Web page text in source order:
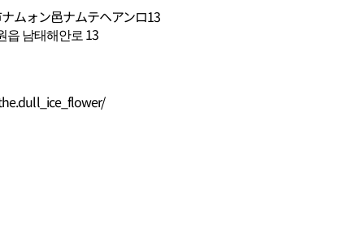
ムォン邑ナムテヘアンロ13
읍 남태해안로 13